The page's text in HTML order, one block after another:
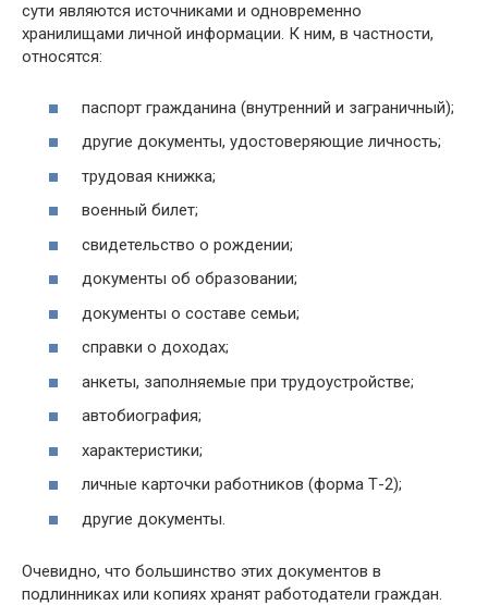
сути являются источниками и одновременно
хранилищами личной информации. К ним, в частности,
относятся:
паспорт гражданина (внутренний и заграничный);
другие документы, удостоверяющие личность;
трудовая книжка;
военный билет;
свидетельство о рождении;
документы об образовании;
документы о составе семьи;
справки о доходах;
анкеты, заполняемые при трудоустройстве;
автобиография;
характеристики;
личные карточки работников (форма Т-2);
другие документы.
Очевидно, что большинство этих документов в
подлинниках или копиях хранят работодатели граждан.